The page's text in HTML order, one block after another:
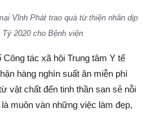
Vĩnh Phát trao quà từ thiện nhân dịp
Tý 2020 cho Bệnh viện
tác xã hội Trung tâm Y tế
hàng nghìn suất ăn miễn phí
vật chất đến tinh thần san sẻ nỗi
muôn vàn những việc làm đẹp,